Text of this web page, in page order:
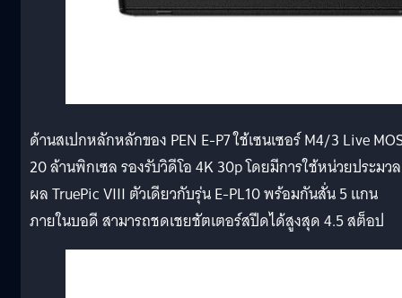
ด้านสเปกหลักหลักของ PEN E-P7 ใช้เซนเซอร์ M4/3 Live
20 ล้านพิกเซล รองรับวิดีโอ 4K 30p โดยมีการใช้หน่วยประมวล
ผล TruePic VIII ตัวเดียวกับรุ่น E-PL10 พร้อมกันสั่น 5 แกน
ภายในบอดี สามารถชดเชยชัตเตอร์สปีดได้สูงสุด 4.5 สต็อป